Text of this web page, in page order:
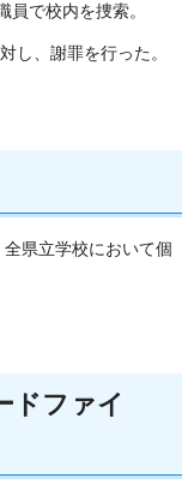
で校内を捜索。
、謝罪を行った。
県立学校において個
ドファイ